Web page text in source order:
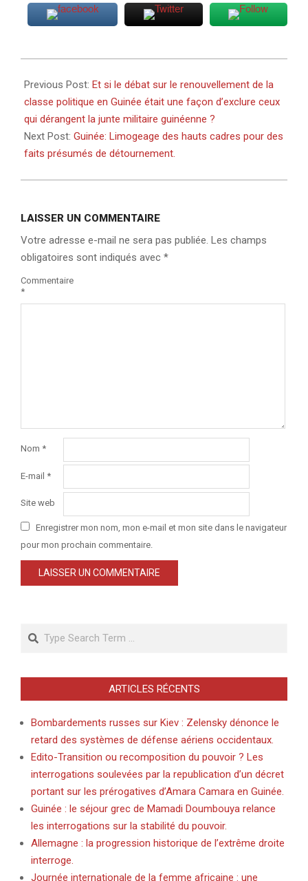
02-
11
Previous Post: Et si le débat sur le renouvellement de la
classe politique en Guinée était une façon d’exclure ceux
qui dérangent la junte militaire guinéenne ?
Next Post: Guinée: Limogeage des hauts cadres pour des
faits présumés de détournement.
LAISSER UN COMMENTAIRE
Votre adresse e-mail ne sera pas publiée. Les champs
obligatoires sont indiqués avec *
Commentaire
*
Nom *
E-mail *
Site web
Enregistrer mon nom, mon e-mail et mon site dans le navigateur
pour mon prochain commentaire.
ARTICLES RÉCENTS
Bombardements russes sur Kiev : Zelensky dénonce le
retard des systèmes de défense aériens occidentaux.
Edito-Transition ou recomposition du pouvoir ? Les
interrogations soulevées par la republication d’un décret
portant sur les prérogatives d’Amara Camara en Guinée.
Guinée : le séjour grec de Mamadi Doumbouya relance
les interrogations sur la stabilité du pouvoir.
Allemagne : la progression historique de l’extrême droite
interroge.
Journée internationale de la femme africaine : une